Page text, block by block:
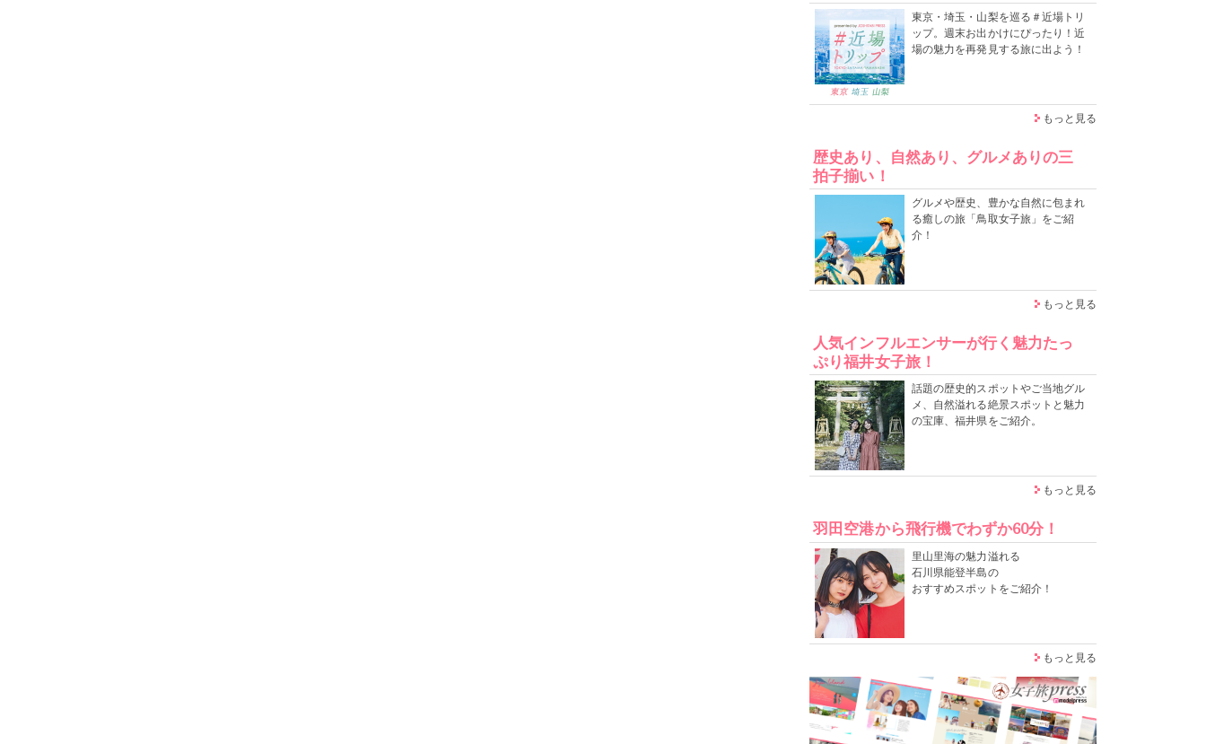
東京・埼玉・山梨を巡る＃近場トリ
ップ。週末お出かけにぴったり！近
場の魅力を再発見する旅に出よう！
もっと見る
歴史あり、自然あり、グルメありの三
拍子揃い！
グルメや歴史、豊かな自然に包まれ
る癒しの旅「鳥取女子旅」をご紹
介！
もっと見る
人気インフルエンサーが行く魅力たっ
ぷり福井女子旅！
話題の歴史的スポットやご当地グル
メ、自然溢れる絶景スポットと魅力
の宝庫、福井県をご紹介。
もっと見る
羽田空港から飛行機でわずか60分！
里山里海の魅力溢れる
石川県能登半島の
おすすめスポットをご紹介！
もっと見る